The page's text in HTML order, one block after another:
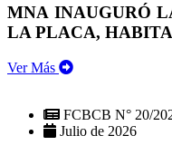
MNA INAUGURÓ
LA PLACA,
Ver Más
FCBCB N° 20/
Julio de 2026